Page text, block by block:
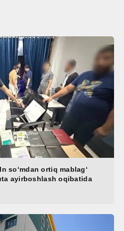
soʻmdan ortiq mablagʻ
ayirboshlash oqibatida